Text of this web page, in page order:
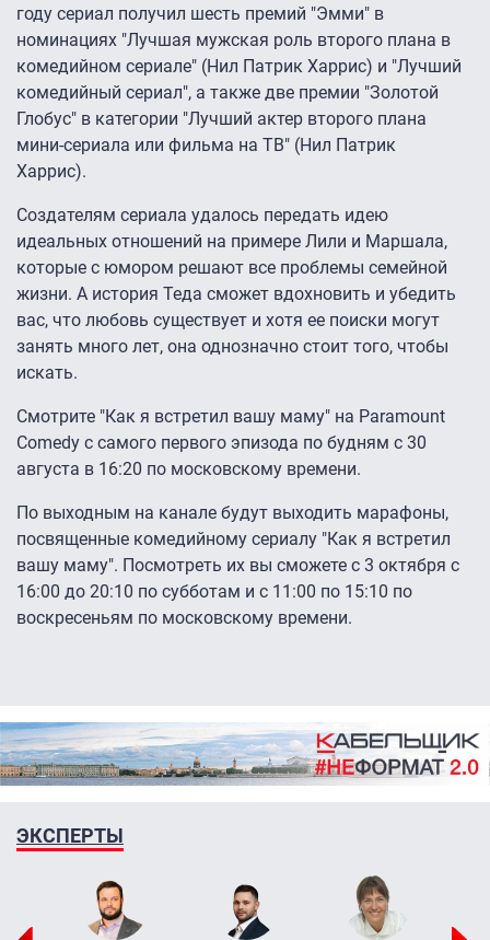
году сериал получил шесть премий "Эмми" в
номинациях "Лучшая мужская роль второго плана в
комедийном сериале" (Нил Патрик Харрис) и "Лучший
комедийный сериал", а также две премии "Золотой
Глобус" в категории "Лучший актер второго плана
мини-сериала или фильма на ТВ" (Нил Патрик
Харрис).
Создателям сериала удалось передать идею
идеальных отношений на примере Лили и Маршала,
которые с юмором решают все проблемы семейной
жизни. А история Теда сможет вдохновить и убедить
вас, что любовь существует и хотя ее поиски могут
занять много лет, она однозначно стоит того, чтобы
искать.
Смотрите "Как я встретил вашу маму" на Paramount
Comedy с самого первого эпизода по будням с 30
августа в 16:20 по московскому времени.
По выходным на канале будут выходить марафоны,
посвященные комедийному сериалу "Как я встретил
вашу маму". Посмотреть их вы сможете с 3 октября с
16:00 до 20:10 по субботам и с 11:00 по 15:10 по
воскресеньям по московскому времени.
ЭКСПЕРТЫ